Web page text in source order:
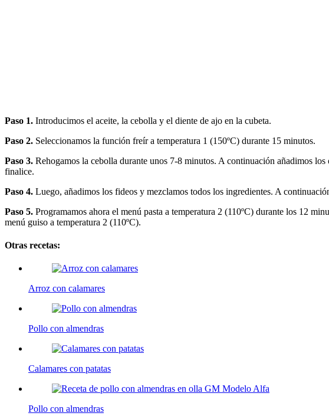
Paso 1. Introducimos el aceite, la cebolla y el diente de ajo en la cubeta.
Paso 2. Seleccionamos la función freír a temperatura 1 (150ºC) durante 15 minutos.
Paso 3. Rehogamos la cebolla durante unos 7-8 minutos. A continuación añadimos
finalice.
Paso 4. Luego, añadimos los fideos y mezclamos todos los ingredientes. A
Paso 5. Programamos ahora el menú pasta a temperatura 2 (110ºC) durante los 12
menú guiso a temperatura 2 (110ºC).
Otras recetas:
Arroz con calamares
Pollo con almendras
Calamares con patatas
Pollo con almendras